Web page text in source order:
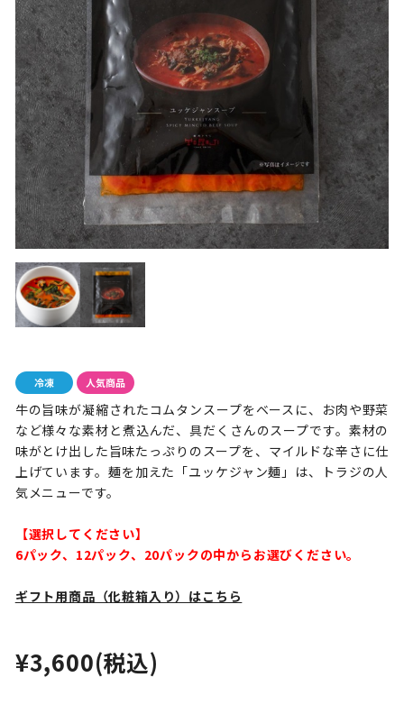
牛の旨味が凝縮されたコムタンスープをベースに、お肉や野菜
など様々な素材と煮込んだ、具だくさんのスープです。素材の
味がとけ出した旨味たっぷりのスープを、マイルドな辛さに仕
上げています。麺を加えた「ユッケジャン麺」は、トラジの人
気メニューです。
【選択してください】
6パック、12パック、20パックの中からお選びください。
ギフト用商品（化粧箱入り）はこちら
¥3,600(税込)